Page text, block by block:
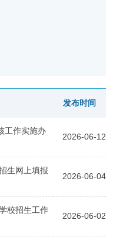
发布时间
工作实施办
2026-06-12
生网上填报
2026-06-04
校招生工作
2026-06-02